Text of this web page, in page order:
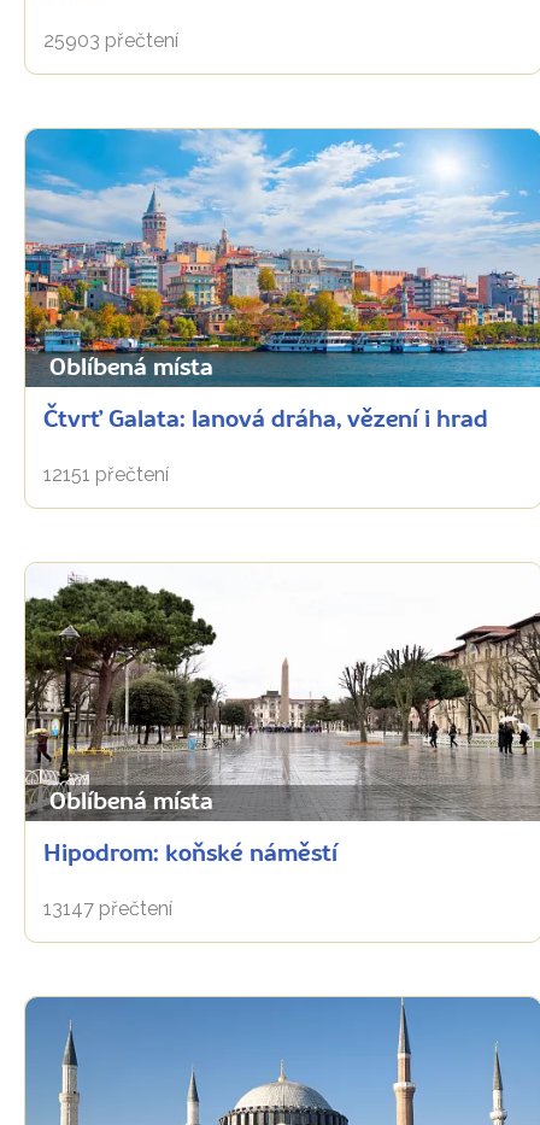
25903 přečtení
Oblíbená místa
Čtvrť Galata: lanová dráha, vězení i hrad
12151 přečtení
Oblíbená místa
Hipodrom: koňské náměstí
13147 přečtení